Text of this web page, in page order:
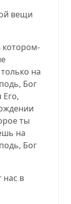
вещи
котором-
на
Бог
ты
на
Бог
нас в